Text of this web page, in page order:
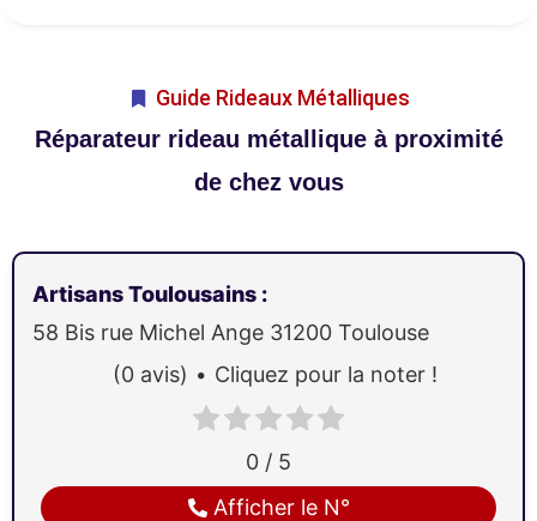
Guide Rideaux Métalliques
Réparateur rideau métallique à proximité
de chez vous
Artisans Toulousains :
58 Bis rue Michel Ange 31200 Toulouse
Afficher le N°
0 / 5
(0 avis) Cliquez pour la noter !